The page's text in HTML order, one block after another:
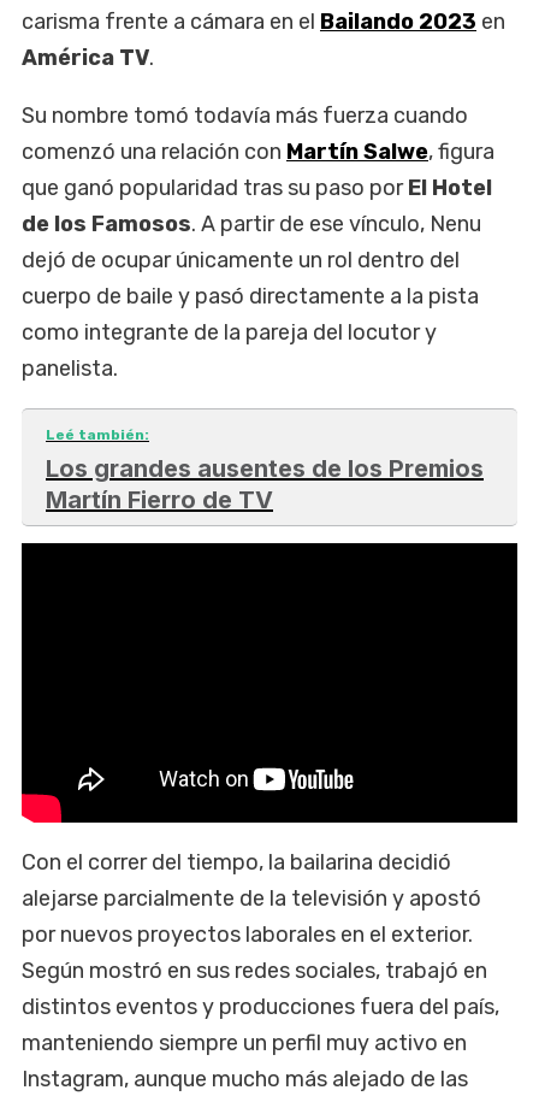
carisma frente a cámara en el Bailando 2023 en
América TV.
Su nombre tomó todavía más fuerza cuando
comenzó una relación con Martín Salwe, figura
que ganó popularidad tras su paso porEl Hotel
de los Famosos. A partir de ese vínculo, Nenu
dejó de ocupar únicamente un rol dentro del
cuerpo de baile y pasó directamente a la pista
como integrante de la pareja del locutor y
panelista.
Leé también:
Los grandes ausentes de los Premios
Martín Fierro de TV
Con el correr del tiempo, la bailarina decidió
alejarse parcialmente de la televisión y apostó
por nuevos proyectos laborales en el exterior.
Según mostró en sus redes sociales, trabajó en
distintos eventos y producciones fuera del país,
manteniendo siempre un perfil muy activo en
Instagram, aunque mucho más alejado de las